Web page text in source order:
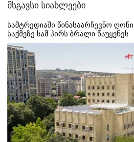
მსგავსი სიახლეები
სამტრედიაში წინასაარჩევნო
საქმეზე სამ პირს ბრალი წაუყენეს